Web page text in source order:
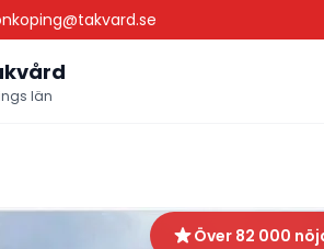
län
Över 82 000